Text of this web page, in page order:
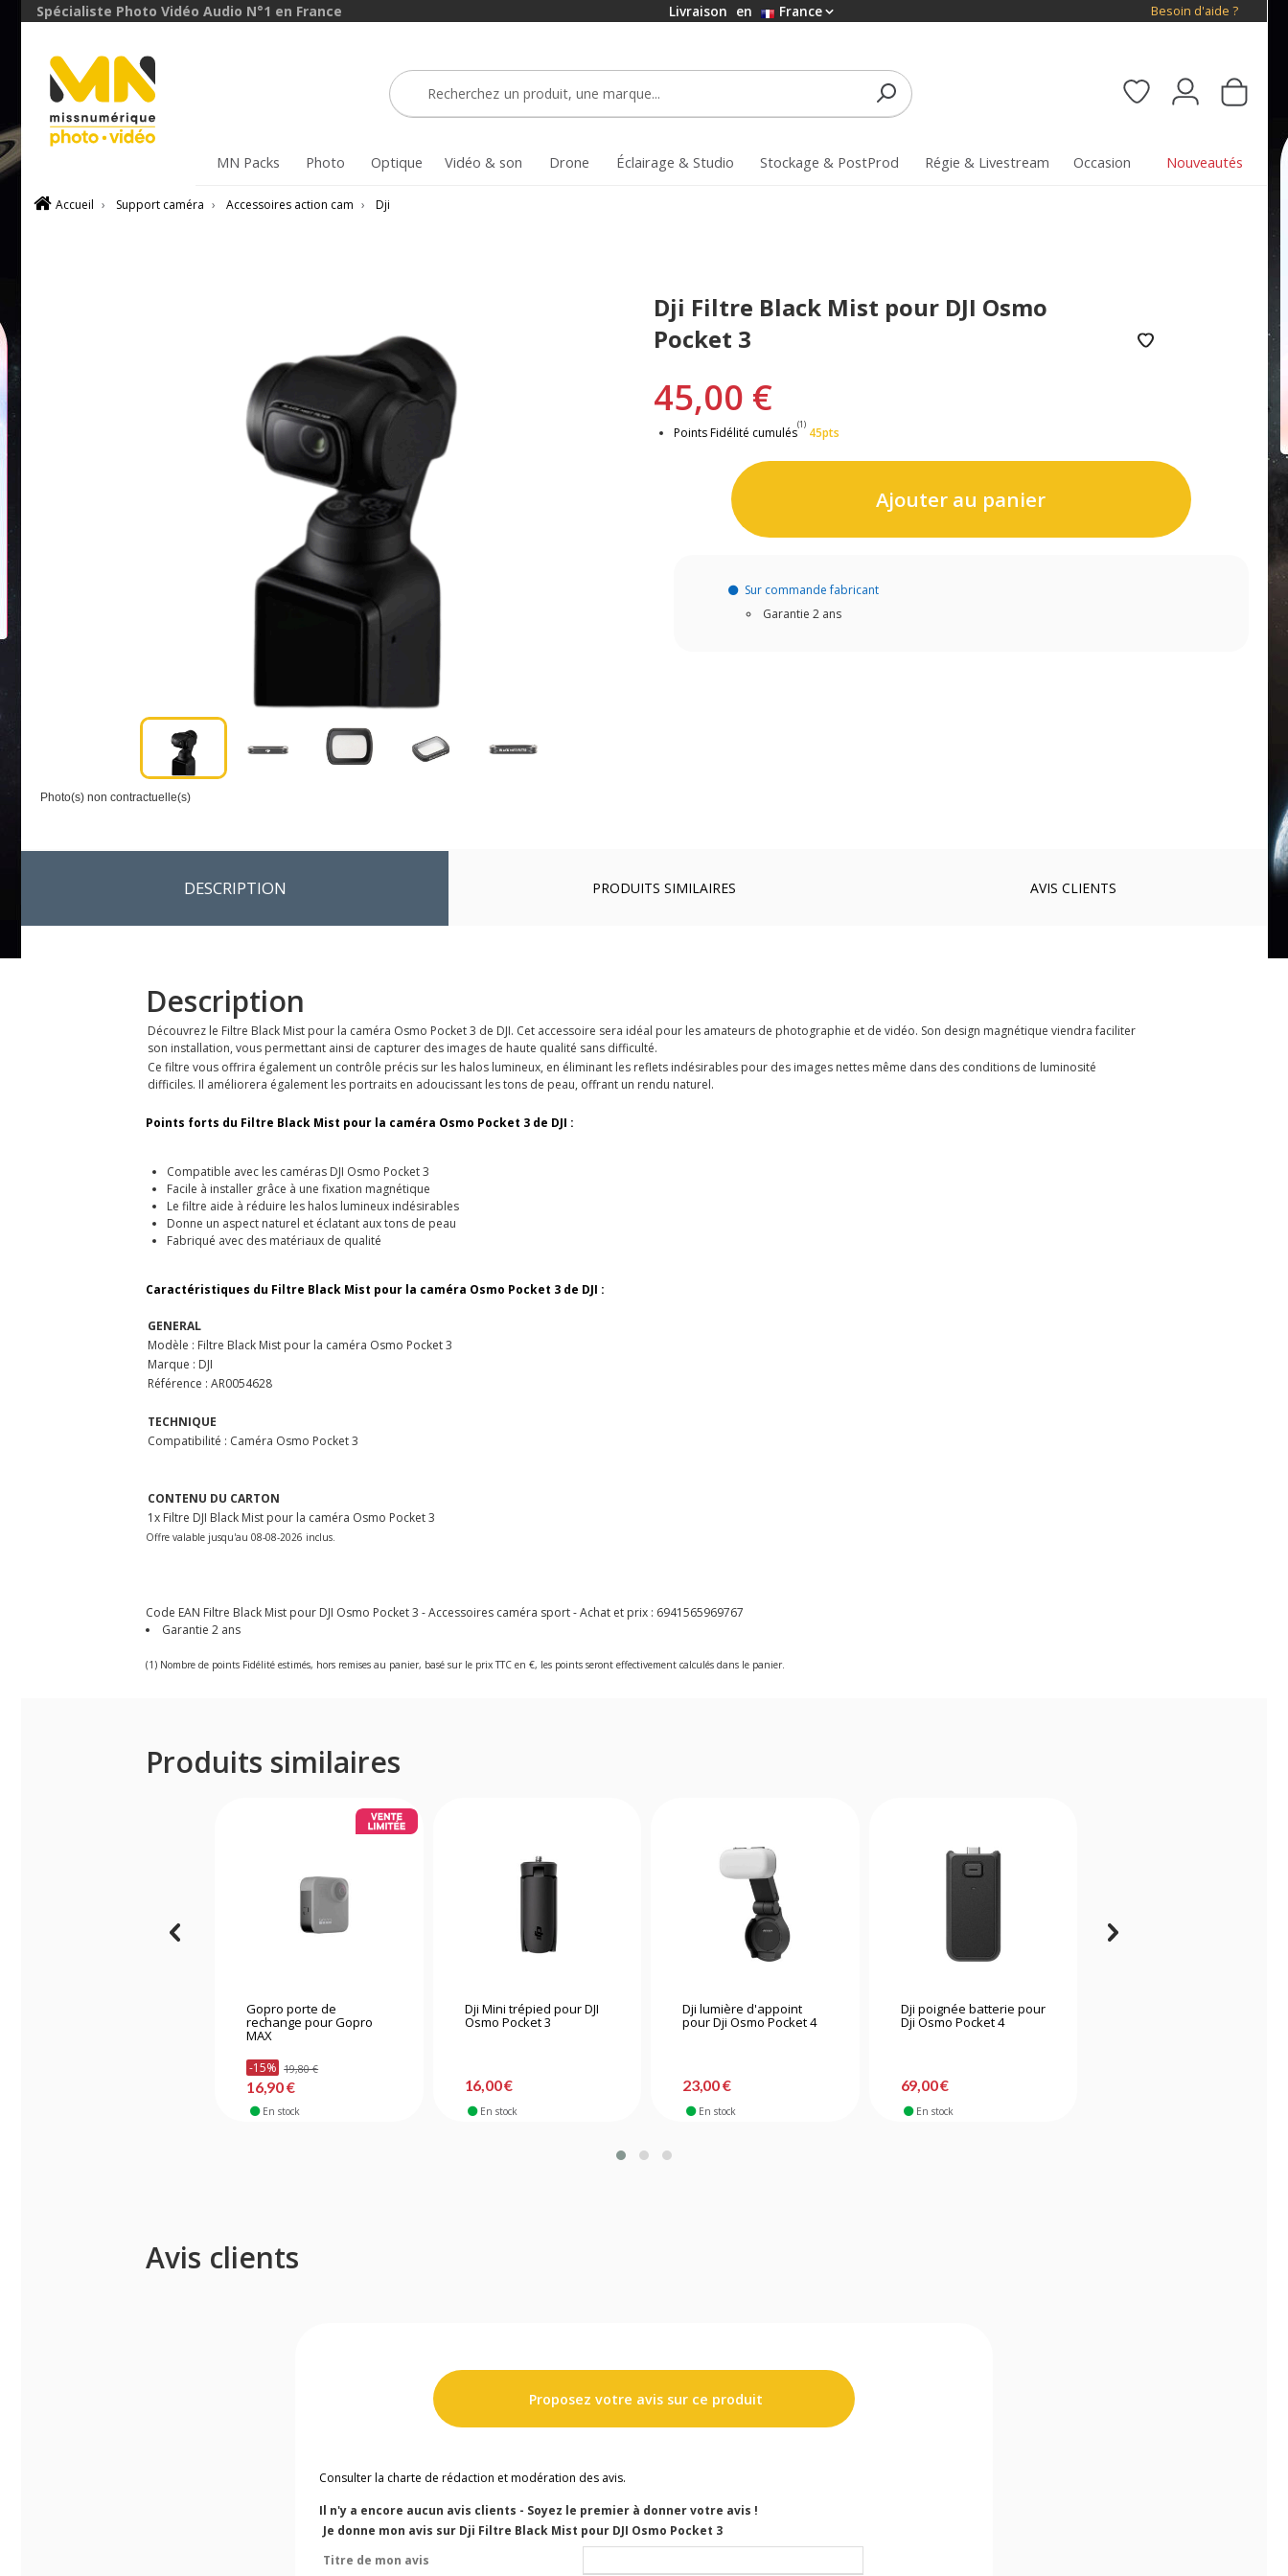
Spécialiste Photo Vidéo Audio N°1 en France Livraison en France Besoin d'aide ?
MN Packs Photo Optique Vidéo & son Drone Éclairage & Studio Stockage & PostProd Régie & Livestream Occasion Nouveautés
Accueil › Support caméra › Accessoires action cam › Dji
Photo(s) non contractuelle(s)
Dji Filtre Black Mist pour DJI Osmo
Pocket 3
45,00 €
Points Fidélité cumulés
(1)
45pts
Ajouter au panier
Sur commande fabricant
Garantie 2 ans
DESCRIPTION PRODUITS SIMILAIRES AVIS CLIENTS
Description
Découvrez le Filtre Black Mist pour la caméra Osmo Pocket 3 de DJI. Cet accessoire sera idéal pour les amateurs de photographie et de vidéo. Son design magnétique viendra faciliter
son installation, vous permettant ainsi de capturer des images de haute qualité sans difficulté.
Ce filtre vous offrira également un contrôle précis sur les halos lumineux, en éliminant les reflets indésirables pour des images nettes même dans des conditions de luminosité
difficiles. Il améliorera également les portraits en adoucissant les tons de peau, offrant un rendu naturel.
Points forts du Filtre Black Mist pour la caméra Osmo Pocket 3 de DJI :
Compatible avec les caméras DJI Osmo Pocket 3
Facile à installer grâce à une fixation magnétique
Le filtre aide à réduire les halos lumineux indésirables
Donne un aspect naturel et éclatant aux tons de peau
Fabriqué avec des matériaux de qualité
Caractéristiques du Filtre Black Mist pour la caméra Osmo Pocket 3 de DJI :
GENERAL
Modèle : Filtre Black Mist pour la caméra Osmo Pocket 3
Marque : DJI
Référence : AR0054628
TECHNIQUE
Compatibilité : Caméra Osmo Pocket 3
CONTENU DU CARTON
1x Filtre DJI Black Mist pour la caméra Osmo Pocket 3
Offre valable jusqu'au 08-08-2026 inclus.
Code EAN Filtre Black Mist pour DJI Osmo Pocket 3 - Accessoires caméra sport - Achat et prix : 6941565969767
Garantie 2 ans
(1) Nombre de points Fidélité estimés, hors remises au panier, basé sur le prix TTC en €, les points seront effectivement calculés dans le panier.
Produits similaires
Gopro porte de
rechange pour Gopro
MAX
-15% 19,80 €
16,90 €
En stock
Dji Mini trépied pour DJI
Osmo Pocket 3
16,00 €
En stock
Dji lumière d'appoint
pour Dji Osmo Pocket 4
23,00 €
En stock
Dji poignée batterie pour
Dji Osmo Pocket 4
69,00 €
En stock
Avis clients
Proposez votre avis sur ce produit
Consulter la charte de rédaction et modération des avis.
Il n'y a encore aucun avis clients - Soyez le premier à donner votre avis !
Je donne mon avis sur Dji Filtre Black Mist pour DJI Osmo Pocket 3
Titre de mon avis